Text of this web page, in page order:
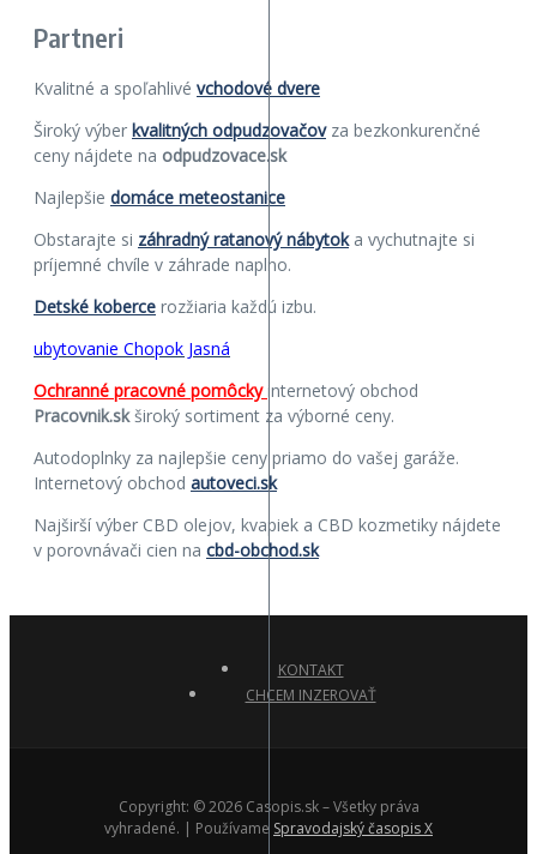
Partneri
Kvalitné a spoľahlivé vchodové dvere
Široký výber kvalitných odpudzovačovza bezkonkurenčné
ceny nájdete na odpudzovace.sk
Najlepšie domáce meteostanice
Obstarajte si záhradný ratanový nábytoka vychutnajte si
príjemné chvíle v záhrade naplno.
Detské koberce rozžiaria každú izbu.
ubytovanie Chopok Jasná
Ochranné pracovné pomôckyinternetový obchod
Pracovnik.skširoký sortiment za výborné ceny.
Autodoplnky za najlepšie ceny priamo do vašej garáže.
Internetový obchod autoveci.sk
Najširší výber CBD olejov, kvapiek a CBD kozmetiky nájdete
v porovnávači cien na cbd-obchod.sk
KONTAKT
CHCEM INZEROVAŤ
Copyright: © 2026 Casopis.sk – Všetky práva
vyhradené. | Používame Spravodajský časopis X